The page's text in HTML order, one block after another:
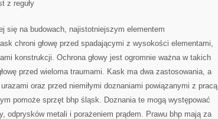
z reguły
się na budowach, najistotniejszym elementem
chroni głowę przed spadającymi z wysokości elementami,
konstrukcji. Ochrona głowy jest ogromnie ważna w takich
przed wieloma traumami. Kask ma dwa zastosowania, a
oraz przed niemiłymi doznaniami powiązanymi z pracą
pomoże sprzęt bhp śląsk. Doznania te mogą występować
odprysków metali i porażeniem prądem. Prawu bhp mają za